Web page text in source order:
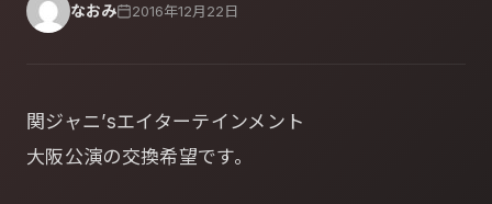
なおみ 2016年12月22日
関ジャニ’sエイターテインメント
大阪公演の交換希望です。